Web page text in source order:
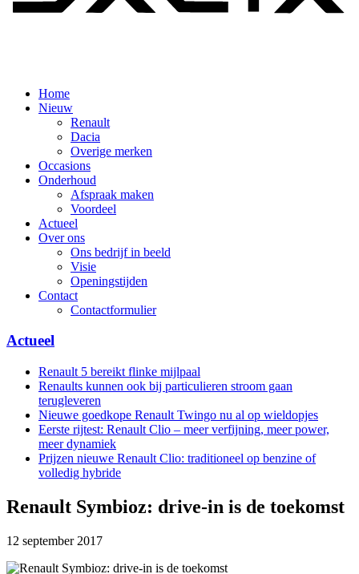
Home
Nieuw
Renault
Dacia
Overige merken
Occasions
Onderhoud
Afspraak maken
Voordeel
Actueel
Over ons
Ons bedrijf in beeld
Visie
Openingstijden
Contact
Contactformulier
Actueel
Renault 5 bereikt flinke mijlpaal
Renaults kunnen ook bij particulieren stroom gaan
terugleveren
Nieuwe goedkope Renault Twingo nu al op wieldopjes
Eerste rijtest: Renault Clio – meer verfijning, meer power,
meer dynamiek
Prijzen nieuwe Renault Clio: traditioneel op benzine of
volledig hybride
Renault Symbioz: drive-in is de toekomst
12 september 2017